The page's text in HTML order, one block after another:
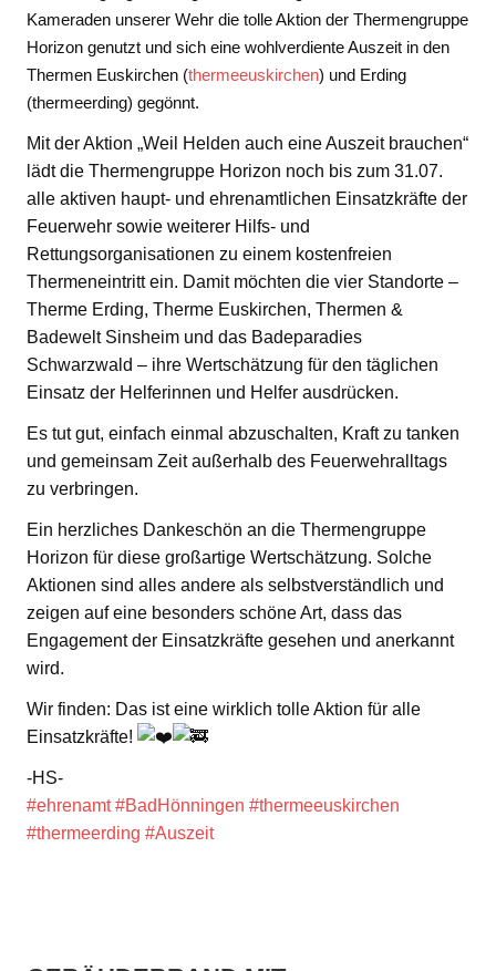
Kameraden unserer Wehr die tolle Aktion der Thermengruppe
Horizon genutzt und sich eine wohlverdiente Auszeit in den
Thermen Euskirchen (thermeeuskirchen) und Erding
(thermeerding) gegönnt.
Mit der Aktion „Weil Helden auch eine Auszeit brauchen“
lädt die Thermengruppe Horizon noch bis zum 31.07.
alle aktiven haupt- und ehrenamtlichen Einsatzkräfte der
Feuerwehr sowie weiterer Hilfs- und
Rettungsorganisationen zu einem kostenfreien
Thermeneintritt ein. Damit möchten die vier Standorte –
Therme Erding, Therme Euskirchen, Thermen &
Badewelt Sinsheim und das Badeparadies
Schwarzwald – ihre Wertschätzung für den täglichen
Einsatz der Helferinnen und Helfer ausdrücken.
Es tut gut, einfach einmal abzuschalten, Kraft zu tanken
und gemeinsam Zeit außerhalb des Feuerwehralltags
zu verbringen.
Ein herzliches Dankeschön an die Thermengruppe
Horizon für diese großartige Wertschätzung. Solche
Aktionen sind alles andere als selbstverständlich und
zeigen auf eine besonders schöne Art, dass das
Engagement der Einsatzkräfte gesehen und anerkannt
wird.
Wir finden: Das ist eine wirklich tolle Aktion für alle
Einsatzkräfte!
-HS-
#ehrenamt #BadHönningen #thermeeuskirchen
#thermeerding #Auszeit